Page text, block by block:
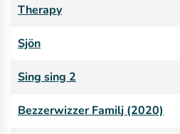
Therapy
Sjön
Sing sing 2
Bezzerwizzer Familj (2020)